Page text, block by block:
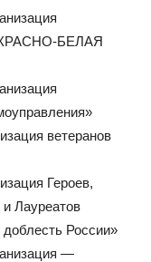
БЕЛАЯ
ветеранов
Героев,
Лауреатов
России»
—